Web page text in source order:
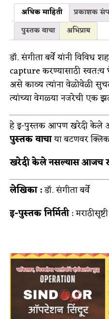
अधिक माहिती प्रकाशक
पुस्तक वाचा
अभिप्राय
डॉ. संगीता बर्वे यांनी विविध
capture करण्यासाठी स्वत:च
असे काव्य त्यांना वेळोवेळी
त्यांच्या वेगळ्या नजरेची एक
हे इ-पुस्तक आपण खरेदी केले
पुस्तक वाचाया बटणवर
खरेदी केले नसल्यास आजच
लेखिका :डॉ. संगीता बर्वे
इ-पुस्तक निर्मिती: मराठीसृष्टी